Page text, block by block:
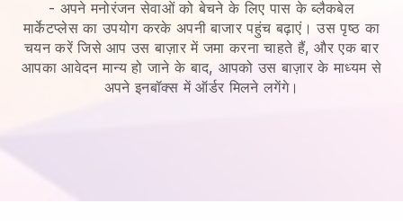
- अपने मनोरंजन सेवाओं को बेचने के लिए पास के ब्लैकबेल
मार्केटप्लेस का उपयोग करके अपनी बाजार पहुंच बढ़ाएं। उस पृष्ठ का
चयन करें जिसे आप उस बाज़ार में जमा करना चाहते हैं, और एक बार
आपका आवेदन मान्य हो जाने के बाद, आपको उस बाज़ार के माध्यम से
अपने इनबॉक्स में ऑर्डर मिलने लगेंगे।